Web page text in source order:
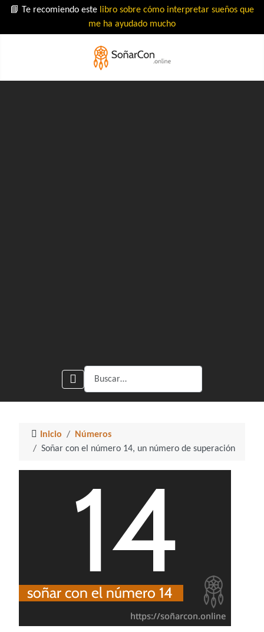
📘 Te recomiendo este libro sobre cómo interpretar sueños que
me ha ayudado mucho
Buscar
Inicio
Números
Soñar con el número 14, un número de superación